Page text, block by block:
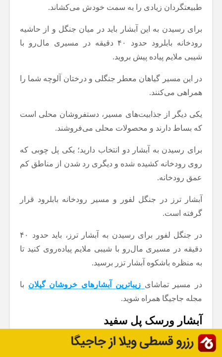
طبیعتگردان زیادی را به سمت خودش می‌کشاند.
برای رسیدن به این آبشار باید در میان جنگل و از حاشیه
رودخانه بابلرود حدود ۴۰ دقیقه در مسیری مال‌رو با
شیبی ملایم پیاده‌ پیش بروید.
در این مسیر گیاهان معطر جنگلی و درختان آلوچه شما را
همراهی می‌کنند.
یکی دیگر از جذابیت‌های مسیر، دستفروشان محلی است
که بساط دارند و محصولات محلی می‌فروشند.
برای رسیدن به آبشار دو انتخاب دارید؛ یکی پل چوبی که
روی رودخانه کشیده شده و دیگری رد شدن از مناطق کم
عمق رودخانه.
آبشار ترز در جنگل لفور و مسیر رودخانه بابلرود قرار
گرفته است.
در جنگل لفور برای رسیدن به آبشار ترز، باید حدود ۴۰
دقیقه در مسیری مال‌رو با شیبی ملایم پیاده‌روی کنید تا
به منظره باشکوه آبشار تزر برسید.
در مسیر تماشای زیباترین آبشارهای خروشان گیلان با
مجله جاجیگا همراه شوید.
آبشار ورسک پل سفید